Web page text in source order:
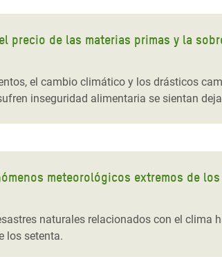
precio de las materias primas y la
el cambio climático y los drásticos
inseguridad alimentaria se sientan
meteorológicos extremos de
naturales relacionados con el
los setenta.